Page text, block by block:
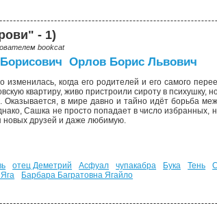
- 1)
bookcat
Орлов Борис Львович
изменилась, когда его родителей и его самого
квартиру, живо пристроили сироту в психушку,
Оказывается, в мире давно и тайно идёт борьба
Сашка не просто попадает в число избранных,
новых друзей и даже любимую.
отец Деметрий Асфуал чупакабра Бука Тень
Барбара Багратовна Ягайло